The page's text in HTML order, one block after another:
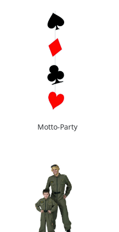
Motto-Party